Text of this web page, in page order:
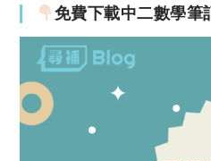
免費下載中二數學筆